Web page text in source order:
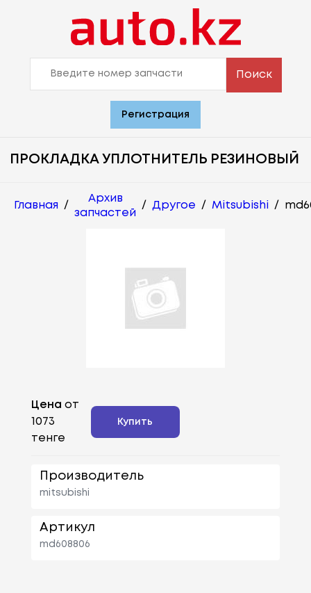
Поиск
Регистрация
ПРОКЛАДКА УПЛОТНИТЕЛЬ РЕЗИНОВЫЙ
Главная /
Архив
запчастей
/ Другое / Mitsubishi /
Цена от
1073
тенге
Купить
Производитель
mitsubishi
Артикул
md608806